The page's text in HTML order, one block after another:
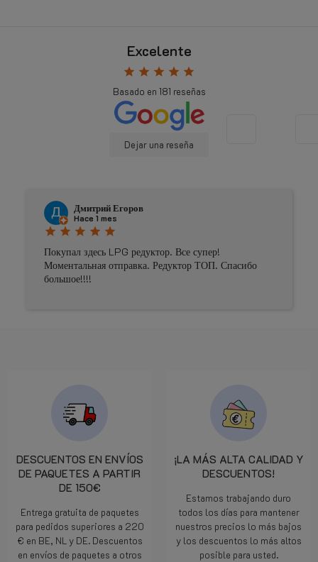
Excelente
star star star star star
Basado en 181 reseñas
Dejar una reseña
Johnny Douwma
Hace 4 meses
star star star
Prima geholpen
DESCUENTOS EN ENVÍOS
DE PAQUETES A PARTIR
DE 150€
Entrega gratuita de paquetes
para pedidos superiores a 220
€ en BE, NL y DE. Descuentos
en envíos de paquetes a otros
¡LA MÁS ALTA CALIDAD Y
DESCUENTOS!
Estamos trabajando duro
todos los días para mantener
nuestros precios lo más bajos
y los descuentos lo más altos
posible para usted.